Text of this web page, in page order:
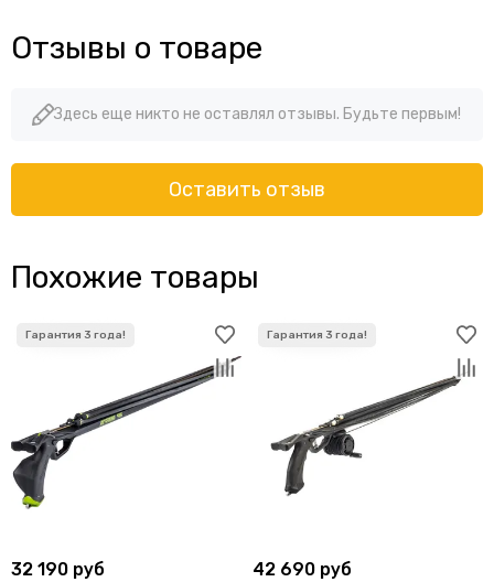
Отзывы о товаре
Здесь еще никто не оставлял отзывы. Будьте первым!
Оставить отзыв
Похожие товары
32 190 руб 42 690 руб